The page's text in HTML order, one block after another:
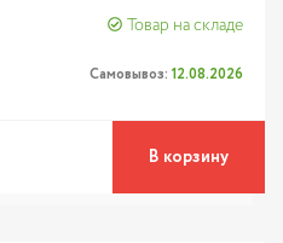
Товар на складе
Самовывоз: 12.08.2026
В корзину